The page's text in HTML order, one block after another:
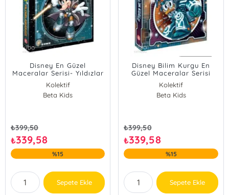
Disney En Güzel
Maceralar Serisi- Yıldızlar
Arası
Kolektif
Beta Kids
₺399,50
₺339,58
%15
Sepete Ekle
Disney Bilim Kurgu En
Güzel Maceralar Serisi
Kolektif
Beta Kids
₺399,50
₺339,58
%15
Sepete Ekle